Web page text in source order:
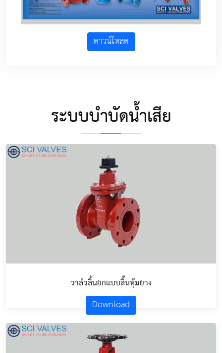
ดาวน์โหลด
ระบบบำบัดน้ำเสีย
วาล์วลิ้นยกแบบลิ้นหุ้มยาง
Download